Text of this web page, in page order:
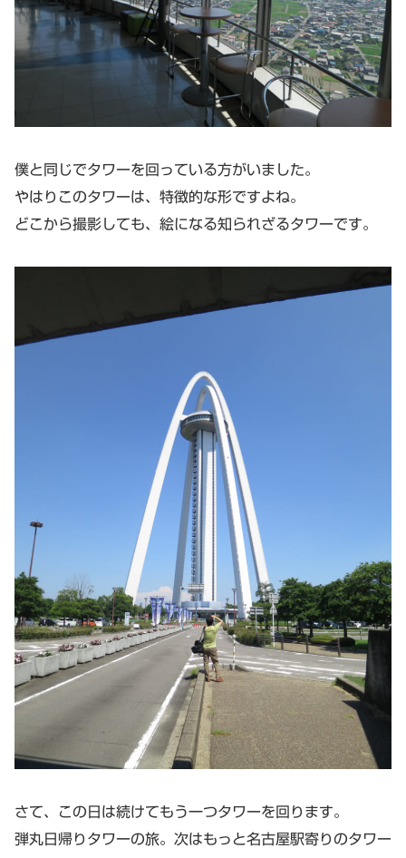
僕と同じでタワーを回っている方がいました。
やはりこのタワーは、特徴的な形ですよね。
どこから撮影しても、絵になる知られざるタワーです。
さて、この日は続けてもう一つタワーを回ります。
弾丸日帰りタワーの旅。次はもっと名古屋駅寄りのタワー